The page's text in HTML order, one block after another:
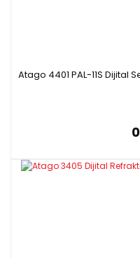
Atago 4401 PAL-11S Dijital